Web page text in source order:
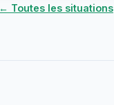
← Toutes les situations